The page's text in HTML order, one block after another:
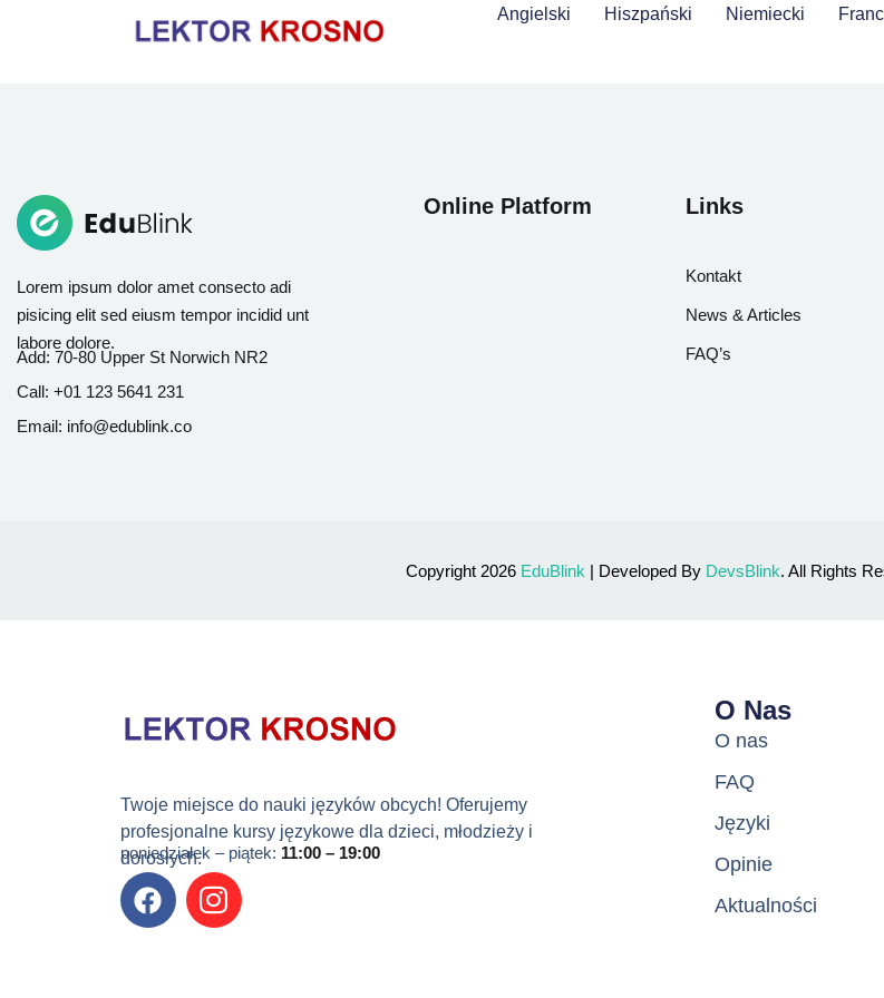
Angielski Hiszpański Niemiecki
Lorem ipsum dolor amet consecto adi
pisicing elit sed eiusm tempor incidid unt
labore dolore.
Add: 70-80 Upper St Norwich NR2
Call: +01 123 5641 231
Email: info@edublink.co
Online Platform Links
Kontakt
News & Articles
FAQ’s
Copyright 2026 EduBlink | Developed By DevsBlink. All Rights
Twoje miejsce do nauki języków obcych! Oferujemy
profesjonalne kursy językowe dla dzieci, młodzieży i
dorosłych.
poniedziałek – piątek: 11:00 – 19:00
O Nas
O nas
FAQ
Języki
Opinie
Aktualności
Sign in
Sign in
Don’t have an account?
Remember me Lost your
Sign up
Already have an account?